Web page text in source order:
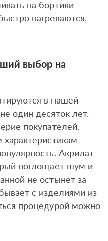
на бортики
нагреваются,
выбор на
в нашей
один десяток лет.
покупателей.
Акрилат
поглощает шум и
не остынет за
с изделиями из
процедурой можно